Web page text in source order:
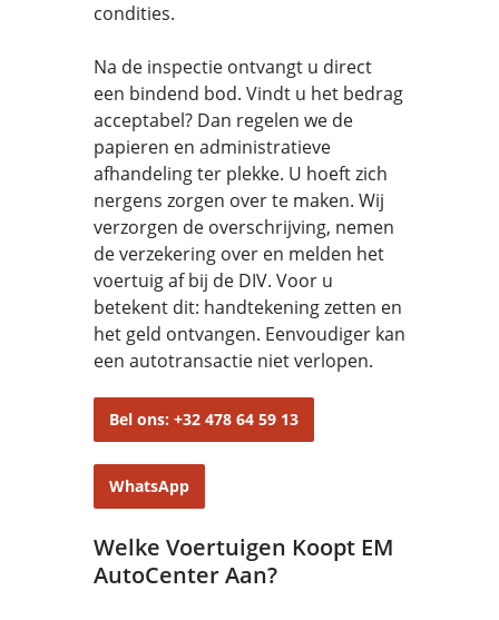
condities.
Na de inspectie ontvangt u direct
een bindend bod. Vindt u het bedrag
acceptabel? Dan regelen we de
papieren en administratieve
afhandeling ter plekke. U hoeft zich
nergens zorgen over te maken. Wij
verzorgen de overschrijving, nemen
de verzekering over en melden het
voertuig af bij de DIV. Voor u
betekent dit: handtekening zetten en
het geld ontvangen. Eenvoudiger kan
een autotransactie niet verlopen.
Bel ons: +32 478 64 59 13
WhatsApp
Welke Voertuigen Koopt EM
AutoCenter Aan?